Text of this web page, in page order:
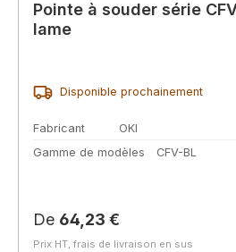
Pointe à souder série
lame
Disponible prochainement
Fabricant
OKI
Gamme de modèles
CFV-BL
Prix régulier :
De 64,23 €
Prix HT, frais de livraison en sus